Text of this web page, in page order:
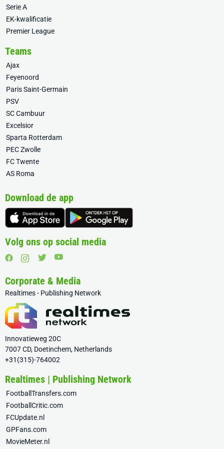
Serie A
EK-kwalificatie
Premier League
Teams
Ajax
Feyenoord
Paris Saint-Germain
PSV
SC Cambuur
Excelsior
Sparta Rotterdam
PEC Zwolle
FC Twente
AS Roma
Download de app
Volg ons op social media
Corporate & Media
Realtimes - Publishing Network
Innovatieweg 20C
7007 CD, Doetinchem, Netherlands
+31(315)-764002
Realtimes | Publishing Network
FootballTransfers.com
FootballCritic.com
FCUpdate.nl
GPFans.com
MovieMeter.nl